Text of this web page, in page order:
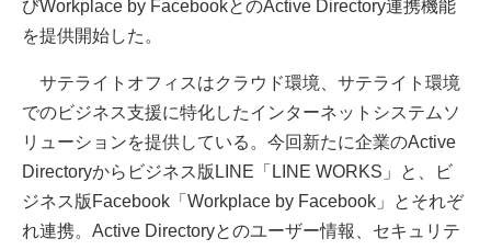
びWorkplace by FacebookとのActive Directory連携機能
を提供開始した。
サテライトオフィスはクラウド環境、サテライト環境
でのビジネス支援に特化したインターネットシステムソ
リューションを提供している。今回新たに企業のActive
Directoryからビジネス版LINE「LINE WORKS」と、ビ
ジネス版Facebook「Workplace by Facebook」とそれぞ
れ連携。Active Directoryとのユーザー情報、セキュリテ